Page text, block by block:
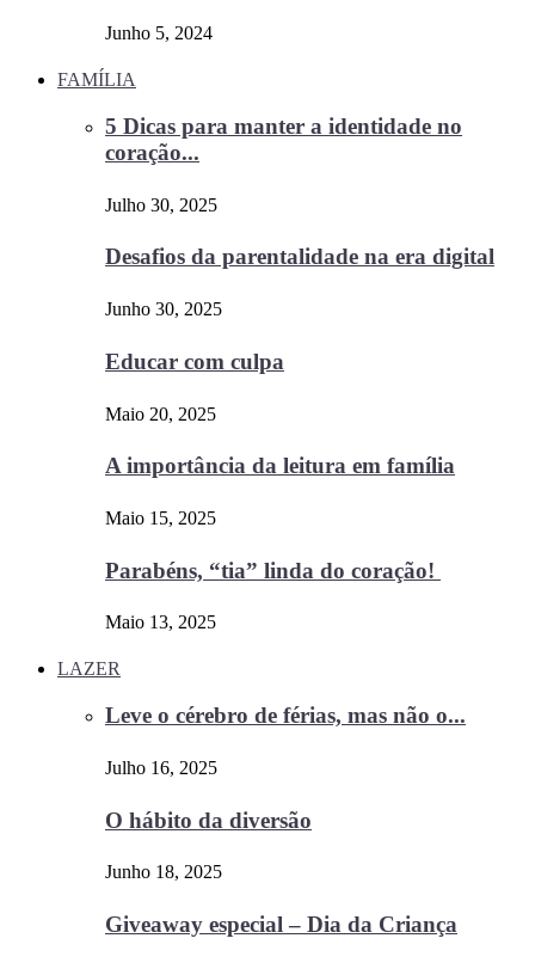
Junho 5, 2024
FAMÍLIA
5 Dicas para manter a identidade no
coração...
Julho 30, 2025
Desafios da parentalidade na era digital
Junho 30, 2025
Educar com culpa
Maio 20, 2025
A importância da leitura em família
Maio 15, 2025
Parabéns, “tia” linda do coração!
Maio 13, 2025
LAZER
Leve o cérebro de férias, mas não o...
Julho 16, 2025
O hábito da diversão
Junho 18, 2025
Giveaway especial – Dia da Criança